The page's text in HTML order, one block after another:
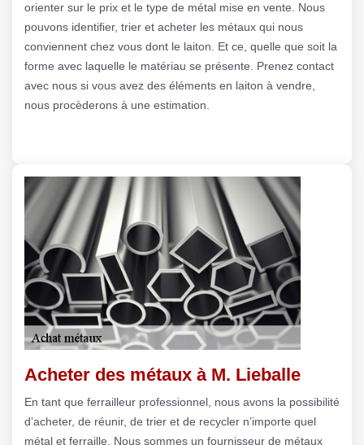
orienter sur le prix et le type de métal mise en vente. Nous
pouvons identifier, trier et acheter les métaux qui nous
conviennent chez vous dont le laiton. Et ce, quelle que soit la
forme avec laquelle le matériau se présente. Prenez contact
avec nous si vous avez des éléments en laiton à vendre,
nous procèderons à une estimation.
Acheter des métaux à M. Lieballe
En tant que ferrailleur professionnel, nous avons la possibilité
d’acheter, de réunir, de trier et de recycler n’importe quel
métal et ferraille. Nous sommes un fournisseur de métaux